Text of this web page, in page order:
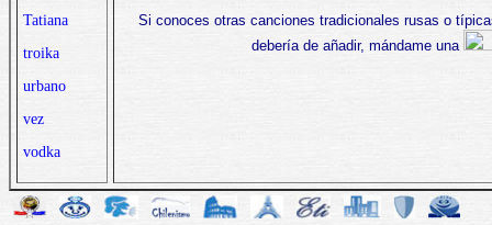
Tatiana
troika
urbano
vez
vodka
Si conoces otras canciones tradicionales rusas o
debería de añadir, mándame una